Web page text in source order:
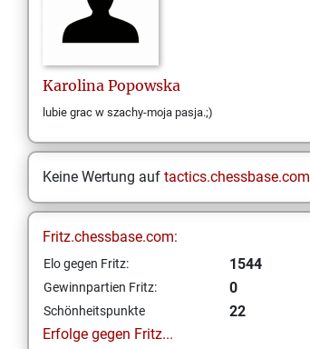
Karolina Popowska
lubie grac w szachy-moja pasja.;)
Keine Wertung auf tactics.chessbase.com
Fritz.chessbase.com:
Elo gegen Fritz: 1544
Gewinnpartien Fritz: 0
Schönheitspunkte
22
Erfolge gegen Fritz...